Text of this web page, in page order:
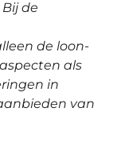
de
de loon-
als
in
van